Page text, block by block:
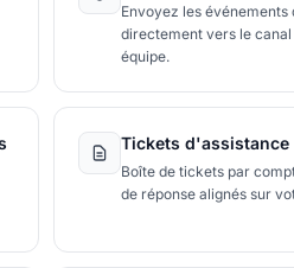
Envoyez les
directement vers le
équipe.
Tickets d'assistance
Boîte de tickets par
de réponse alignés sur